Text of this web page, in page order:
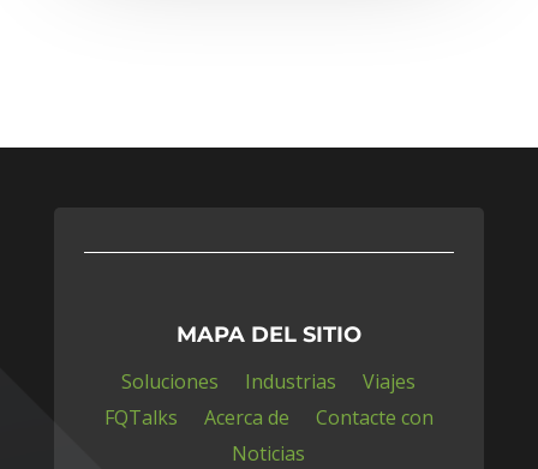
MAPA DEL SITIO
Soluciones
Industrias
Viajes
FQTalks
Acerca de
Contacte con
Noticias